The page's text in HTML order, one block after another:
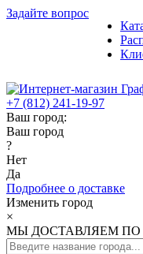
Задайте вопрос
+7 (812) 241-19-97
Ваш город:
Ваш город
?
Нет
Да
Подробнее о доставке
Изменить город
×
МЫ ДОСТАВЛЯЕМ ПО